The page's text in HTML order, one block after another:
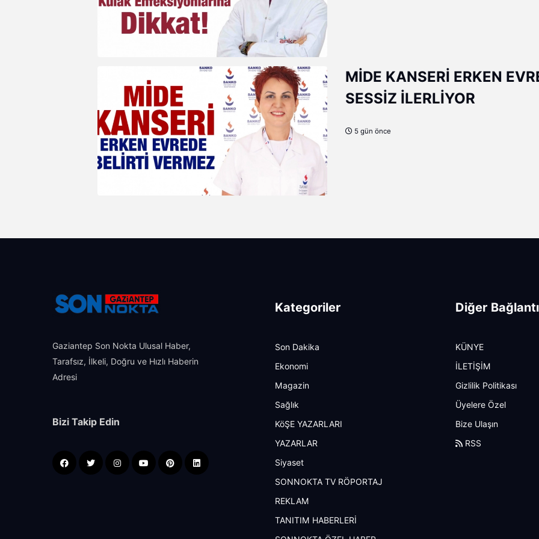
alanında güncel bilgiler edinme fırsatı sundu.
Program, sertifika takdimi ve kapanış
MİDE KANSERİ ERKEN
SESSİZ İLERLİYOR
5 gün önce
Gaziantep Son Nokta Ulusal Haber,
Tarafsız, İlkeli, Doğru ve Hızlı Haberin
Adresi
Bizi Takip Edin
Kategoriler
Son Dakika
Ekonomi
Magazin
Sağlık
KöŞE YAZARLARI
YAZARLAR
Siyaset
SONNOKTA TV RÖPORTAJ
REKLAM
TANITIM HABERLERİ
Diğer
KÜNYE
İLETİŞİM
Gizlilik Politikası
Üyelere Özel
Bize Ulaşın
RSS